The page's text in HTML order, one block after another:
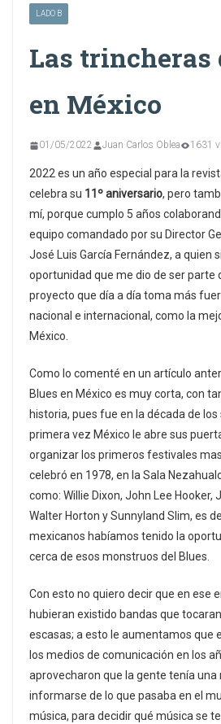
LADO B
Las trincheras
en México
01/05/2022 Juan Carlos Oblea 1631
2022 es un año especial para la
celebra su 11º aniversario, pero
mí, porque cumplo 5 años
equipo comandado por su Director
José Luis García Fernández, a quien
oportunidad que me dio de ser parte
proyecto que día a día toma más
nacional e internacional, como la
México.
Como lo comenté en un artículo
Blues en México es muy corta, con
historia, pues fue en la década de
primera vez México le abre sus
organizar los primeros festivales
celebró en 1978, en la Sala
como: Willie Dixon, John Lee Hooker,
Walter Horton y Sunnyland Slim, es
mexicanos habíamos tenido la
cerca de esos monstruos del Blues.
Con esto no quiero decir que en ese
hubieran existido bandas que
escasas; a esto le aumentamos que
los medios de comunicación en los
aprovecharon que la gente tenía una
informarse de lo que pasaba en el
música, para decidir qué música se